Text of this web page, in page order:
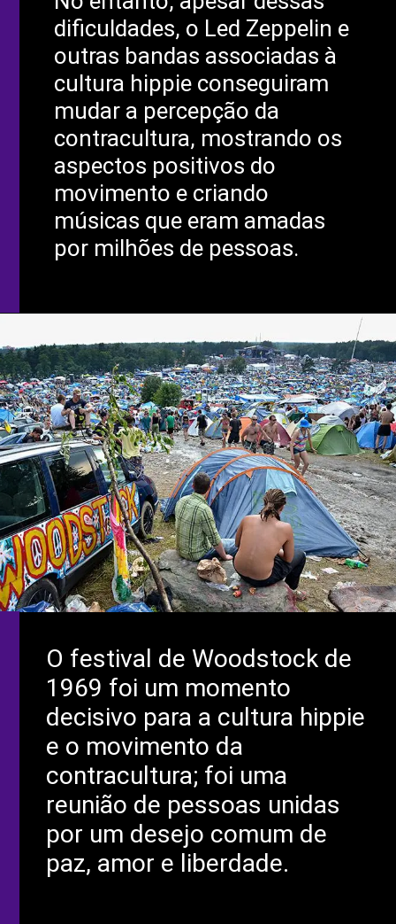
dificuldades, o Led Zeppelin e
outras bandas associadas à
cultura hippie conseguiram
mudar a percepção da
contracultura, mostrando os
aspectos positivos do
movimento e criando
músicas que eram amadas
por milhões de pessoas.
O festival de Woodstock de
1969 foi um momento
decisivo para a cultura hippie
e o movimento da
contracultura; foi uma
reunião de pessoas unidas
por um desejo comum de
paz, amor e liberdade.